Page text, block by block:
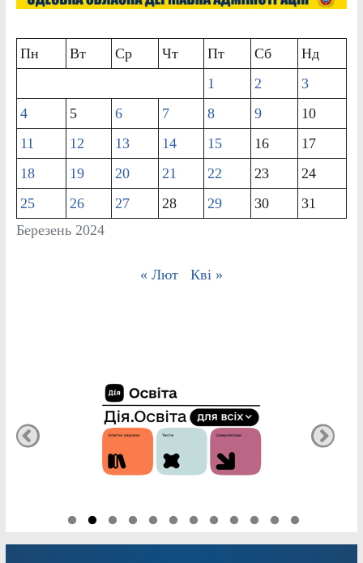
Березень 2024
Пн Вт Ср Чт Пт Сб
Нд
1
2
3
4
5 6 7 8 9
10
11
12 13 14 15 16
17
18
19 20 21 22 23
24
25
26 27 28 29 30 31
« Лют Кві »